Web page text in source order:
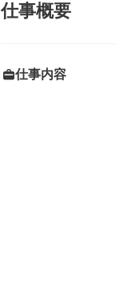
仕事概要
仕事内容